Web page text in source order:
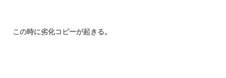
この時に劣化コピーが起きる。